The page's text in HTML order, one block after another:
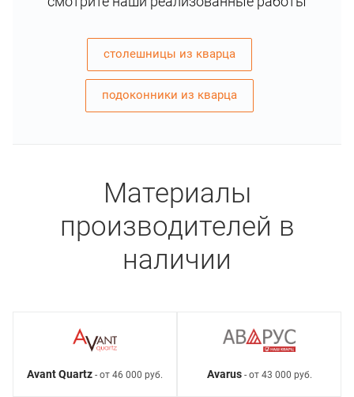
столешницы из кварца
подоконники из кварца
Материалы
производителей в
наличии
Avant Quartz - от 46 000 руб. Avarus- от 43 000 руб.